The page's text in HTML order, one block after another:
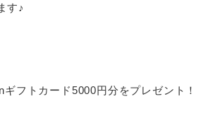
す♪
フトカード5000円分をプレゼント！